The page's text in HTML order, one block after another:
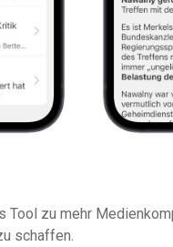
zu mehr
schaffen.